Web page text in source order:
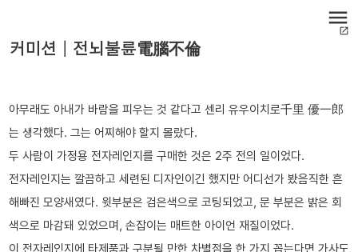
menu
open_in_new
커미션│전뇌불륜電腦不倫
아무래도 아내가 바람을 피우는 것 같다고 센리 유우이치로千里 優一郎
는 생각했다. 그는 어찌해야 할지 몰랐다.
두 사람이 가정용 전자레인지를 구매한 것은 2주 전의 일이었다.
전자레인지는 깔끔하고 세련된 디자인이긴 했지만 어디선가 봤음직한 흔
해빠진 모양새였다. 윗부분은 검은색으로 코팅되었고, 문 부분은 밝은 회
색으로 마감돼 있었으며, 손잡이는 매트한 아이언 재질이었다.
이 전자레인지에 타제품과 구분될 만한 차별점을 한 가지 꼽는다면 가사도